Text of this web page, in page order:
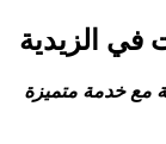
الزيدية
خدمة متميزة